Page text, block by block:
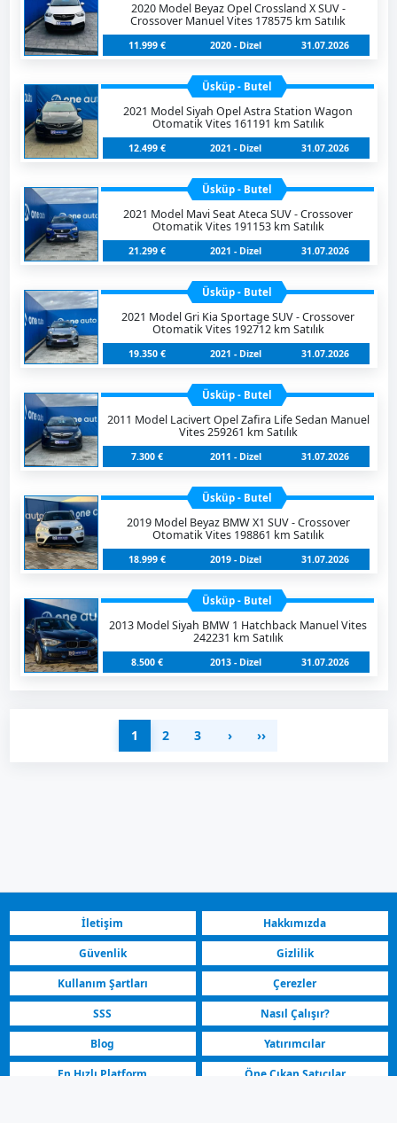
2020 Model Beyaz Opel Crossland X SUV -
Crossover Manuel Vites 178575 km Satılık
11.999 € 2020 - Dizel 31.07.2026
Üsküp - Butel
2021 Model Siyah Opel Astra Station Wagon
Otomatik Vites 161191 km Satılık
12.499 € 2021 - Dizel 31.07.2026
Üsküp - Butel
2021 Model Mavi Seat Ateca SUV - Crossover
Otomatik Vites 191153 km Satılık
21.299 € 2021 - Dizel 31.07.2026
Üsküp - Butel
2021 Model Gri Kia Sportage SUV - Crossover
Otomatik Vites 192712 km Satılık
19.350 € 2021 - Dizel 31.07.2026
Üsküp - Butel
2011 Model Lacivert Opel Zafira Life Sedan Manuel
Vites 259261 km Satılık
7.300 € 2011 - Dizel 31.07.2026
Üsküp - Butel
2019 Model Beyaz BMW X1 SUV - Crossover
Otomatik Vites 198861 km Satılık
18.999 € 2019 - Dizel 31.07.2026
Üsküp - Butel
2013 Model Siyah BMW 1 Hatchback Manuel Vites
242231 km Satılık
8.500 € 2013 - Dizel 31.07.2026
1 2 3 › ››
İletişim
Hakkımızda
Güvenlik
Gizlilik
Kullanım Şartları
Çerezler
SSS
Nasıl Çalışır?
Blog
Yatırımcılar
En Hızlı Platform
Öne Çıkan Satıcılar